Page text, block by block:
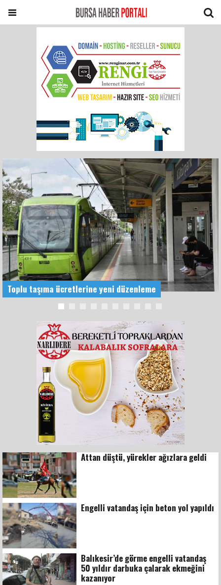
Toplu taşıma ücretlerine yeni düzenleme
Attan düştü, yürekler ağızlara geldi
Engelli vatandaş için beton yol yapıldı
Balıkesir’de görme engelli vatandaş
50 yıldır darbuka çalarak ekmeğini
kazanıyor